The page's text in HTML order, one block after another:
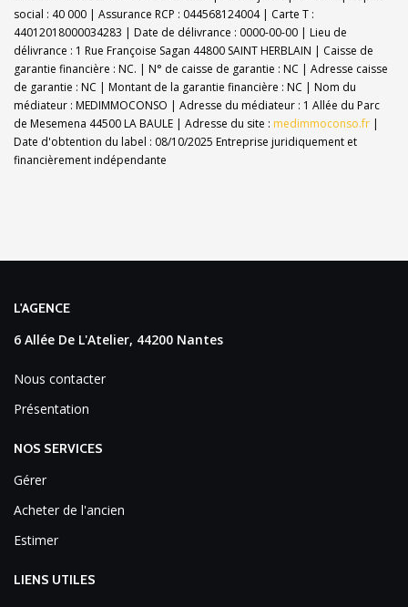
social : 40 000 | Assurance RCP : 044568124004 | Carte T :
44012018000034283 | Date de délivrance : 0000-00-00 | Lieu de
délivrance : 1 Rue Françoise Sagan 44800 SAINT HERBLAIN | Caisse de
garantie financière : NC. | N° de caisse de garantie : NC | Adresse caisse
de garantie : NC | Montant de la garantie financière : NC | Nom du
médiateur : MEDIMMOCONSO | Adresse du médiateur : 1 Allée du Parc
de Mesemena 44500 LA BAULE | Adresse du site : medimmoconso.fr |
Date d'obtention du label : 08/10/2025 Entreprise juridiquement et
financièrement indépendante
L'AGENCE
6 Allée De L'Atelier, 44200 Nantes
Nous contacter
Présentation
NOS SERVICES
Gérer
Acheter de l'ancien
Estimer
LIENS UTILES